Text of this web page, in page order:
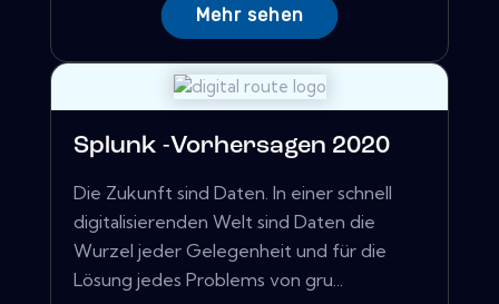
Mehr sehen
Splunk -Vorhersagen 2020
Die Zukunft sind Daten. In einer schnell
digitalisierenden Welt sind Daten die
Wurzel jeder Gelegenheit und für die
Lösung jedes Problems von gru...